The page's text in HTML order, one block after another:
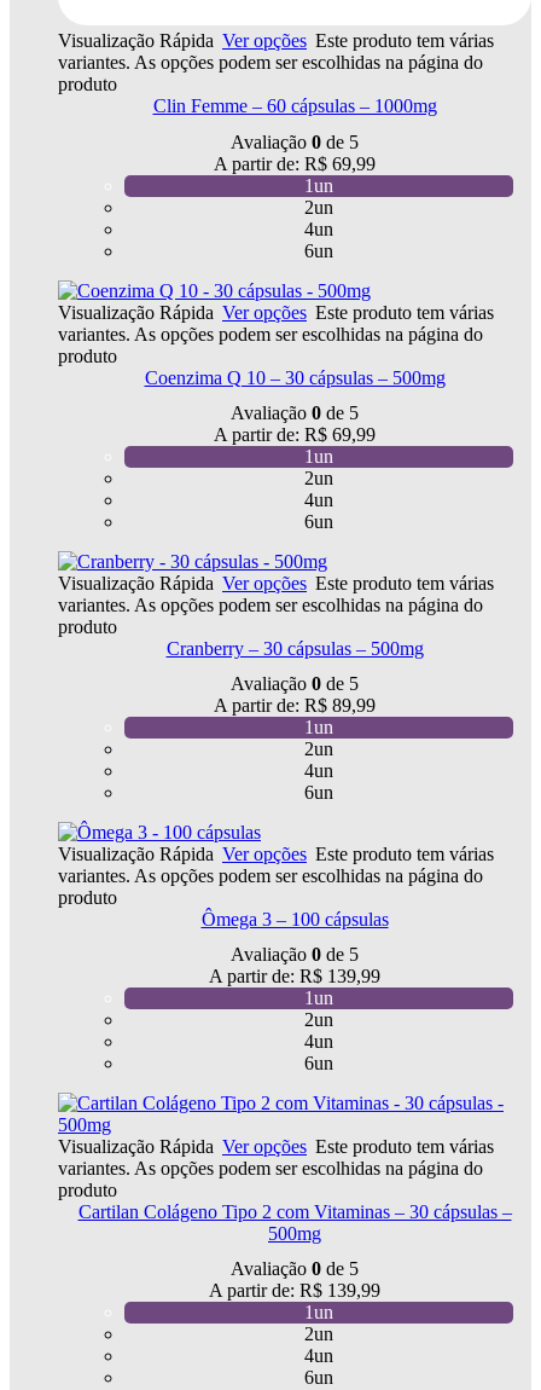
Visualização Rápida Ver opções Este produto tem várias
variantes. As opções podem ser escolhidas na página do
produto
Clin Femme – 60 cápsulas – 1000mg
Avaliação 0 de 5
A partir de: R$ 69,99
1un
2un
4un
6un
Visualização Rápida Ver opções Este produto tem várias
variantes. As opções podem ser escolhidas na página do
produto
Coenzima Q 10 – 30 cápsulas – 500mg
Avaliação 0 de 5
A partir de: R$ 69,99
1un
2un
4un
6un
Visualização Rápida Ver opções Este produto tem várias
variantes. As opções podem ser escolhidas na página do
produto
Cranberry – 30 cápsulas – 500mg
Avaliação 0 de 5
A partir de: R$ 89,99
1un
2un
4un
6un
Visualização Rápida Ver opções Este produto tem várias
variantes. As opções podem ser escolhidas na página do
produto
Ômega 3 – 100 cápsulas
Avaliação 0 de 5
A partir de: R$ 139,99
1un
2un
4un
6un
Visualização Rápida Ver opções Este produto tem várias
variantes. As opções podem ser escolhidas na página do
produto
Cartilan Colágeno Tipo 2 com Vitaminas – 30 cápsulas –
500mg
Avaliação 0 de 5
A partir de: R$ 139,99
1un
2un
4un
6un